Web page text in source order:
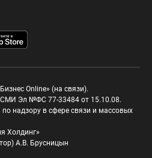
Online» (на связи).
СМИ Эл №ФС 77-33484 от 15.10.08.
надзору в сфере связи и массовых
Холдинг»
А.В. Брусницын